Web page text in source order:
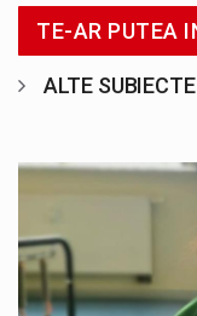
TE-AR PUTEA
ALTE SUBIECTE